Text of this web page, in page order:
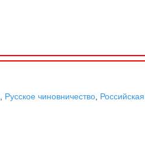
Русское чиновничество Российская